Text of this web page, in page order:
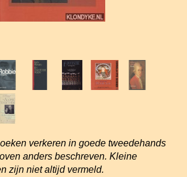
verkeren in goede tweedehands
anders beschreven. Kleine
zijn niet altijd vermeld.